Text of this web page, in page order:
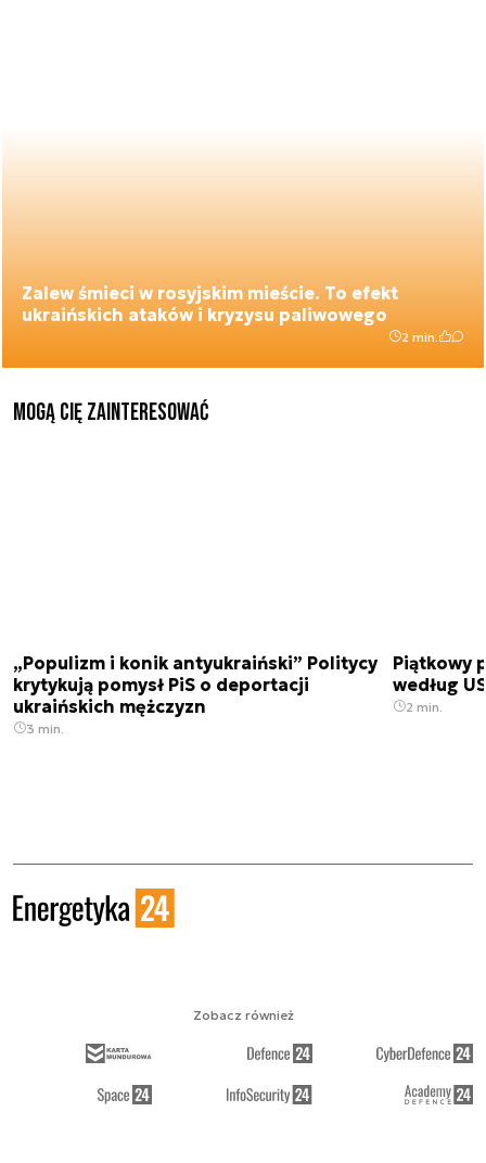
Zalew śmieci w rosyjskim mieście. To efekt
ukraińskich ataków i kryzysu paliwowego
2 min.
Mogą Cię zainteresować
„Populizm i konik antyukraiński” Politycy
krytykują pomysł PiS o deportacji
ukraińskich mężczyzn
3 min.
Piątkowy
według
2 min.
Zobacz również